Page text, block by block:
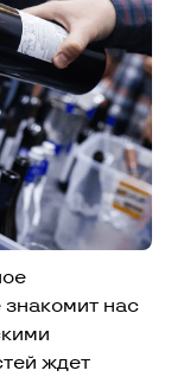
знакомит нас
ждет